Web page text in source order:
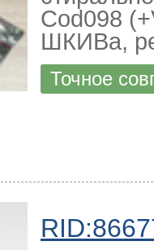
Cod098
ШКИВа,
Точное